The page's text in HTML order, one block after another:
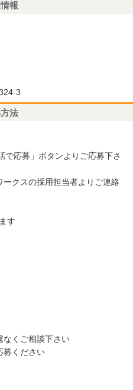
報
3
法
で応募」ボタンよりご応募下さ
クスの採用担当者よりご連絡
す
なくご相談下さい
募ください